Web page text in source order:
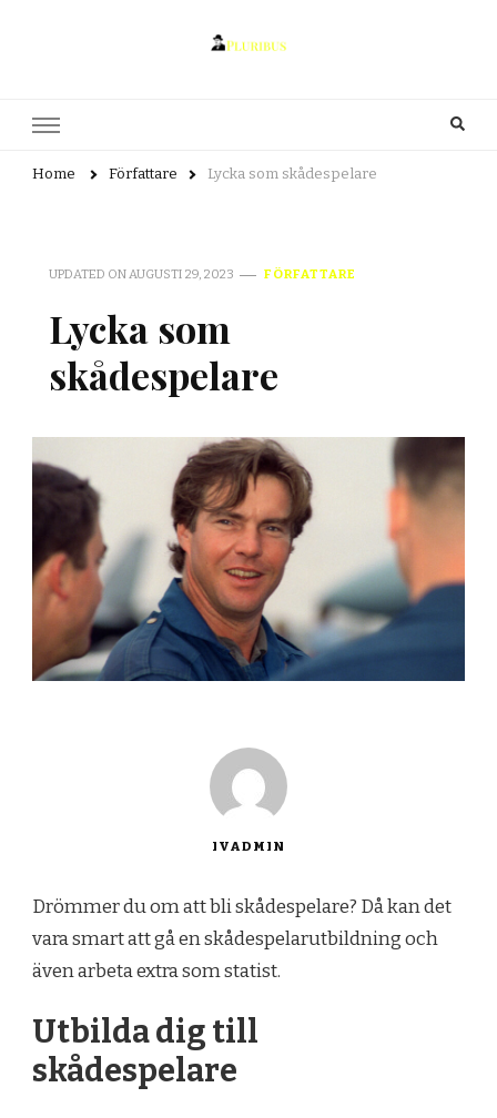
Home Författare Lycka som skådespelare
UPDATED ONAUGUSTI 29, 2023 FÖRFATTARE
Lycka som
skådespelare
IVADMIN
Drömmer du om att bli skådespelare? Då kan det
vara smart att gå en skådespelarutbildning och
även arbeta extra som statist.
Utbilda dig till
skådespelare